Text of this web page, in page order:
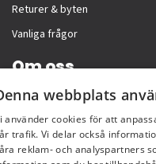
Returer & byten
Vanliga frågor
Om oss
Företagsinformation
webbplats
använder cookies för att
trafik. Vi delar också
reklam- och analyspartners